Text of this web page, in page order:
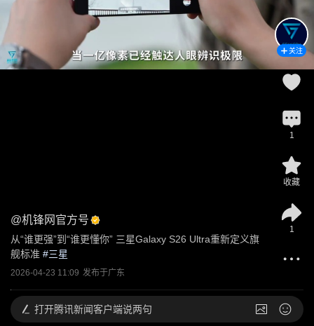
@机锋网官方号
从“谁更强”到“谁更懂你” 三星Galaxy S26 Ultra重新定义旗
舰标准 #三星
2026-04-23 11:09 发布于广东
关注
1
收藏
1
打开腾讯新闻客户端说两句